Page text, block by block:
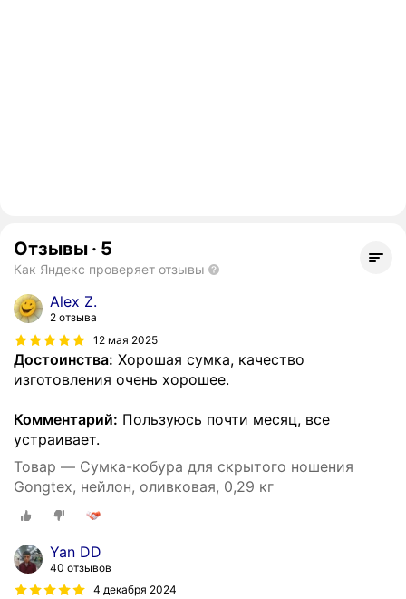
Отзывы · 5
Как Яндекс проверяет отзывы
Alex Z.
2 отзыва
12 мая 2025
Достоинства: Хорошая сумка, качество
изготовления очень хорошее.
Комментарий: Пользуюсь почти месяц, все
устраивает.
Товар — Сумка-кобура для скрытого ношения
Gongtex, нейлон, оливковая, 0,29 кг
Yan DD
40 отзывов
4 декабря 2024